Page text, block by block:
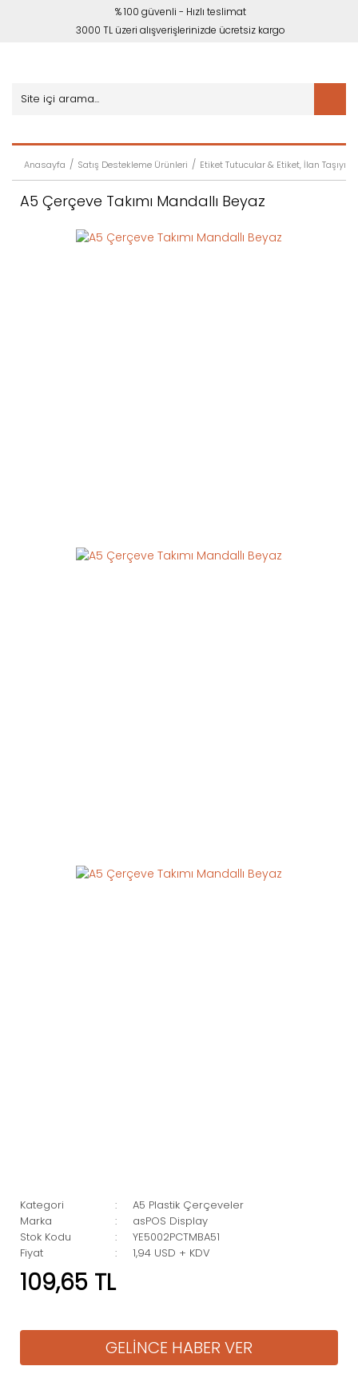
% 100 güvenli - Hızlı teslimat
3000 TL üzeri alışverişlerinizde ücretsiz kargo
Anasayfa Satış Destekleme Ürünleri Etiket Tutucular & Etiket, İlan
A5 Çerçeve Takımı Mandallı Beyaz
Kategori
A5 Plastik Çerçeveler
Marka
asPOS Display
Stok Kodu
YE5002PCTMBA51
Fiyat
1,94 USD + KDV
109,65 TL
GELİNCE HABER VER